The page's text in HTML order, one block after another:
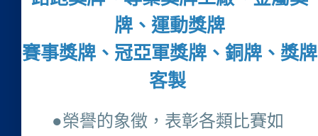
牌、運動獎牌
賽事獎牌、冠亞軍獎牌、銅牌、獎牌
客製
●榮譽的象徵，表彰各類比賽如